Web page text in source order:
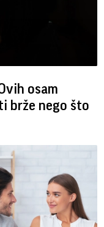
osam
brže nego što